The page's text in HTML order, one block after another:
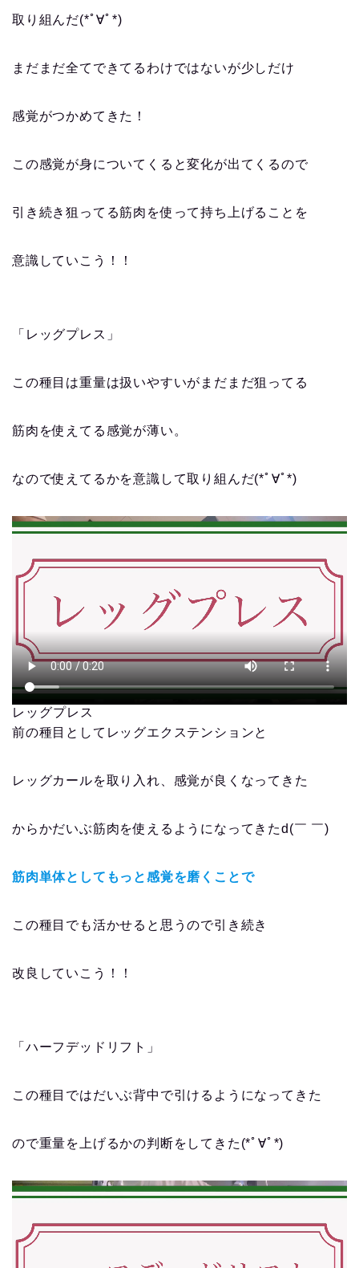
取り組んだ(*ﾟ∀ﾟ*)
まだまだ全てできてるわけではないが少しだけ
感覚がつかめてきた！
この感覚が身についてくると変化が出てくるので
引き続き狙ってる筋肉を使って持ち上げることを
意識していこう！！
「レッグプレス」
この種目は重量は扱いやすいがまだまだ狙ってる
筋肉を使えてる感覚が薄い。
なので使えてるかを意識して取り組んだ(*ﾟ∀ﾟ*)
レッグプレス
前の種目としてレッグエクステンションと
レッグカールを取り入れ、感覚が良くなってきた
からかだいぶ筋肉を使えるようになってきたd(￣ ￣)
筋肉単体としてもっと感覚を磨くことで
この種目でも活かせると思うので引き続き
改良していこう！！
「ハーフデッドリフト」
この種目ではだいぶ背中で引けるようになってきた
ので重量を上げるかの判断をしてきた(*ﾟ∀ﾟ*)